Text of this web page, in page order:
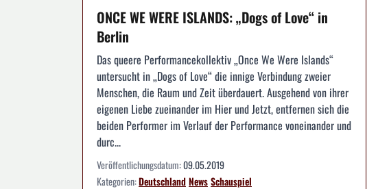
ONCE WE WERE ISLANDS: „Dogs of Love“ in
Berlin
Das queere Performancekollektiv „Once We Were Islands“
untersucht in „Dogs of Love“ die innige Verbindung zweier
Menschen, die Raum und Zeit überdauert. Ausgehend von ihrer
eigenen Liebe zueinander im Hier und Jetzt, entfernen sich die
beiden Performer im Verlauf der Performance voneinander und
durc...
Veröffentlichungsdatum:09.05.2019
Kategorien:DeutschlandNewsSchauspiel